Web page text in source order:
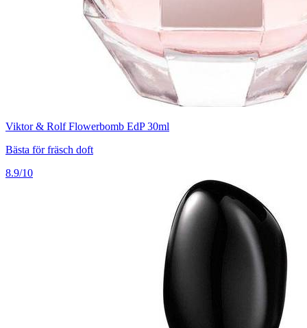
Viktor & Rolf Flowerbomb EdP 30ml
Bästa för fräsch doft
8.9/10